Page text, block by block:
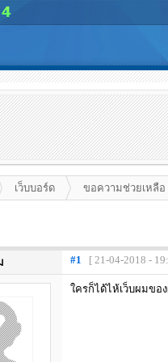
เว็บบอร์ด ขอความช่วยเหลือ
#1 [ 21-04-2018 -
ใครก็ได้ไห้เว็บผมขอ